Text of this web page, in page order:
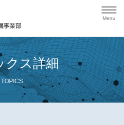
事業部
Menu
クス詳細
TOPICS